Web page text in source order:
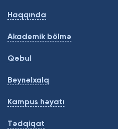
Haqqında
Akademik bölmə
Qəbul
Beynəlxalq
Kampus həyatı
Tədqiqat